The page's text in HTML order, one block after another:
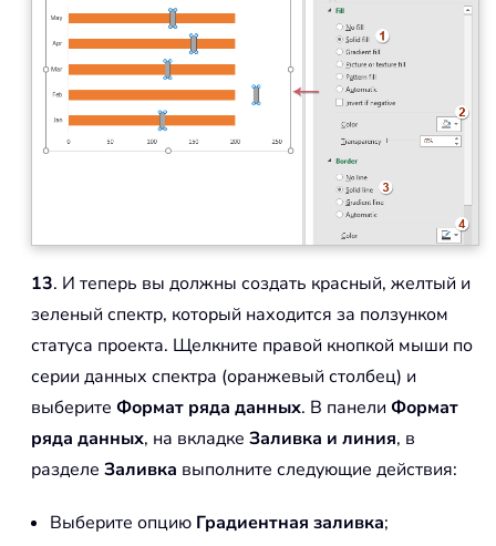
13. И теперь вы должны создать красный, желтый и
зеленый спектр, который находится за ползунком
статуса проекта. Щелкните правой кнопкой мыши по
серии данных спектра (оранжевый столбец) и
выберите Формат ряда данных. В панели Формат
ряда данных, на вкладке Заливка и линия, в
разделе Заливка выполните следующие действия:
Выберите опцию Градиентная заливка;